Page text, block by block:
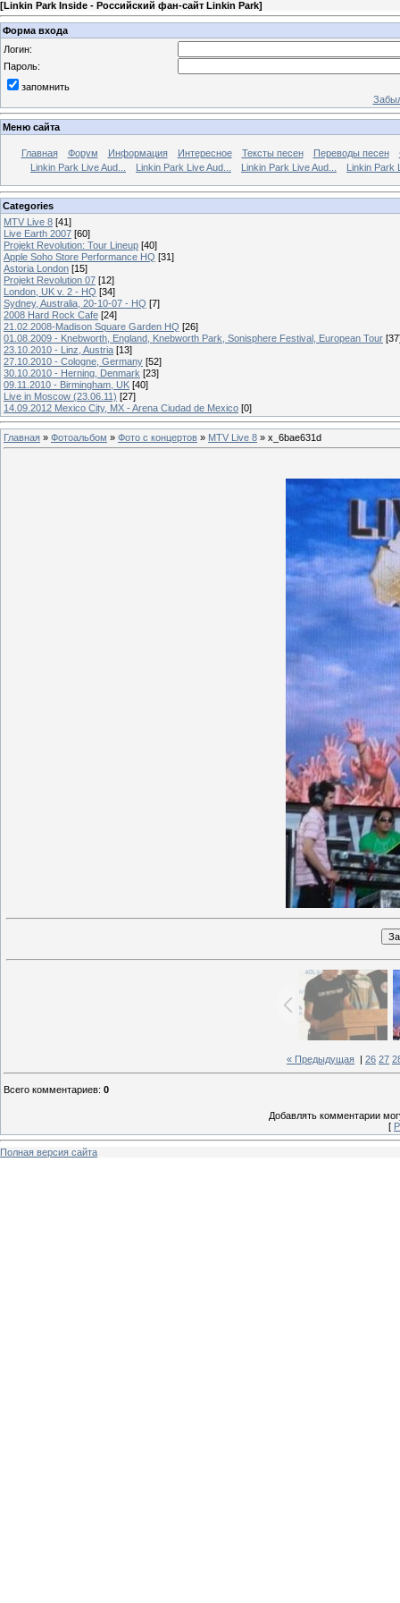
[Linkin Park Inside - Российский фан-сайт Linkin Park]
Форма входа
Логин:
Пароль:
запомнить
Меню сайта
Главная Форум Информация Интересное Тексты песен Переводы песен
Linkin Park Live Aud...
Linkin Park Live Aud... Linkin Park Live Aud... Linkin Park
Categories
MTV Live 8 [41]
Live Earth 2007 [60]
Projekt Revolution: Tour Lineup [40]
Apple Soho Store Performance HQ [31]
Astoria London [15]
Projekt Revolution 07 [12]
London, UK v. 2 - HQ [34]
Sydney, Australia, 20-10-07 - HQ [7]
2008 Hard Rock Cafe [24]
21.02.2008-Madison Square Garden HQ [26]
01.08.2009 - Knebworth, England, Knebworth Park, Sonisphere Festival, European Tour
23.10.2010 - Linz, Austria [13]
27.10.2010 - Cologne, Germany [52]
30.10.2010 - Herning, Denmark [23]
09.11.2010 - Birmingham, UK [40]
Live in Moscow (23.06.11) [27]
14.09.2012 Mexico City, MX - Arena Ciudad de Mexico [0]
Главная » Фотоальбом » Фото с концертов » MTV Live 8 » x_6bae631d
« Предыдущая 26 27
Всего комментариев: 0
Добавлять комментарии
[
Полная версия сайта